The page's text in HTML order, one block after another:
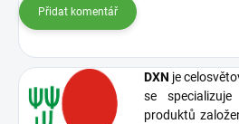
Přidat komentář
DXN je
se
produktů